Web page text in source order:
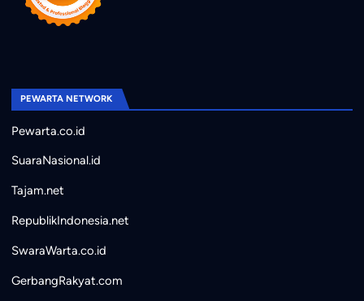
PEWARTA NETWORK
Pewarta.co.id
SuaraNasional.id
Tajam.net
RepublikIndonesia.net
SwaraWarta.co.id
GerbangRakyat.com